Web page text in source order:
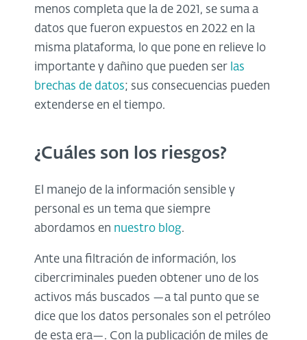
menos completa que la de 2021, se suma a
datos que fueron expuestos en 2022 en la
misma plataforma, lo que pone en relieve lo
importante y dañino que pueden ser las
brechas de datos; sus consecuencias pueden
extenderse en el tiempo.
¿Cuáles son los riesgos?
El manejo de la información sensible y
personal es un tema que siempre
abordamos en nuestro blog.
Ante una filtración de información, los
cibercriminales pueden obtener uno de los
activos más buscados —a tal punto que se
dice que los datos personales son el petróleo
de esta era—. Con la publicación de miles de